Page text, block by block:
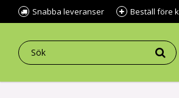
Snabba leveranser Beställ före